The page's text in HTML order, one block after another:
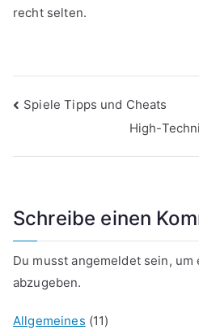
recht selten.
Spiele Tipps und Cheats
High-
Schreibe einen
Du musstangemeldetsein, um
abzugeben.
Allgemeines (11)